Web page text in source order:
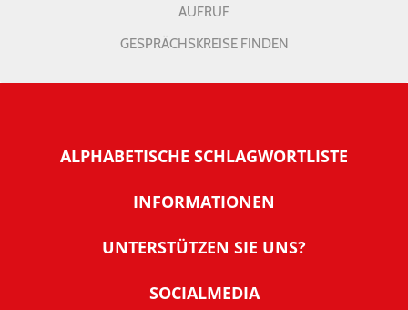
AUFRUF
GESPRÄCHSKREISE FINDEN
ALPHABETISCHE SCHLAGWORTLISTE
INFORMATIONEN
Warum NachDenkSeiten
Tipps zur Nutzung der NachDenkSeiten
UNTERSTÜTZEN SIE UNS?
SOCIALMEDIA